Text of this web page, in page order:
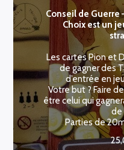
Conseil de Guerre
Choix est un
Les cartes Pion et
de gagner des
d’entrée en
Votre but ? Faire
être celui qui
de
Parties de